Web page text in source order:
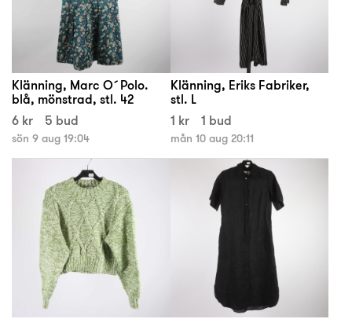
Klänning, Marc O´Polo.
blå, mönstrad, stl. 42
6 kr
5 bud
sön 9 aug 19:04
Klänning, Eriks Fabriker,
stl. L
1 kr
1 bud
mån 10 aug 20:11